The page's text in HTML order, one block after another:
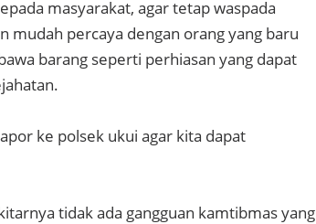
masyarakat, agar tetap waspada
mudah percaya dengan orang yang baru
barang seperti perhiasan yang dapat
ke polsek ukui agar kita dapat
tidak ada gangguan kamtibmas yang